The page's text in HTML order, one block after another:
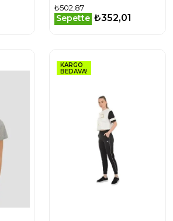
₺502,87
Sepette ₺352,01
KARGO
BEDAVA!